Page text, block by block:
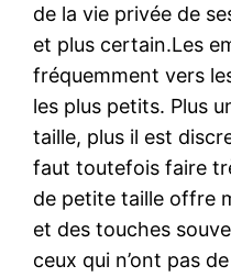
de la vie privée de
et plus certain.Les
fréquemment vers
les plus petits. Plus
taille, plus il est
faut toutefois faire
de petite taille offre
et des touches
ceux qui n’ont pas